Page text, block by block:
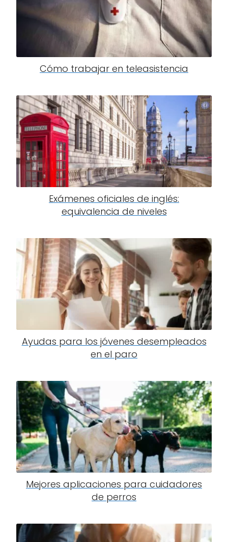
Cómo trabajar en teleasistencia
Exámenes oficiales de inglés:
equivalencia de niveles
Ayudas para los jóvenes desempleados
en el paro
Mejores aplicaciones para cuidadores
de perros